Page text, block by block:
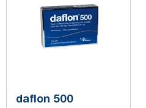
daflon 500